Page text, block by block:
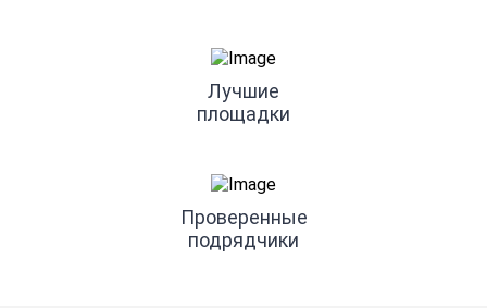
Лучшие
площадки
Проверенные
подрядчики